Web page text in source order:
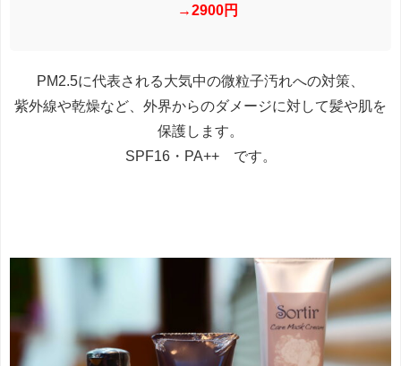
→2900円
PM2.5に代表される大気中の微粒子汚れへの対策、
紫外線や乾燥など、外界からのダメージに対して髪や肌を
保護します。
SPF16・PA++ です。